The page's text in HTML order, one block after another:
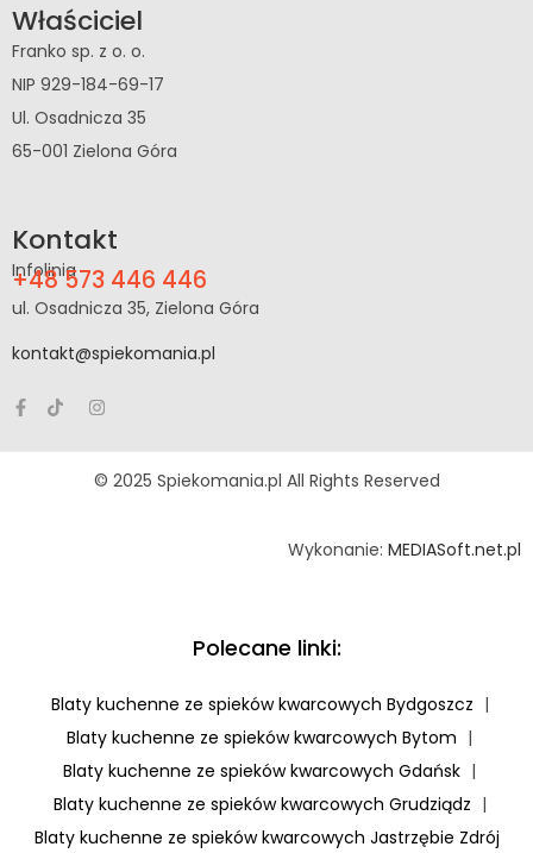
Właściciel
Franko sp. z o. o.
NIP 929-184-69-17
Ul. Osadnicza 35
65-001 Zielona Góra
Kontakt
Infolinia
+48 573 446 446
ul. Osadnicza 35, Zielona Góra
kontakt@spiekomania.pl
© 2025 Spiekomania.pl All Rights Reserved
Wykonanie: MEDIASoft.net.pl
Polecane linki:
Blaty kuchenne ze spieków kwarcowych Bydgoszcz |
Blaty kuchenne ze spieków kwarcowych Bytom |
Blaty kuchenne ze spieków kwarcowych Gdańsk |
Blaty kuchenne ze spieków kwarcowych Grudziądz |
Blaty kuchenne ze spieków kwarcowych Jastrzębie Zdrój